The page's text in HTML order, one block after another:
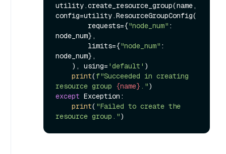
utility.create_resource_group(name,
config=utility.ResourceGroupConfig(
        requests={
"node_num" :
node_num},
        limits={
"node_num" :
node_num},
    ), using=
'default' )
print(f"Succeeded in creating
resource group {name} ."
except Exception:
print( "Failed to create the
resource group."